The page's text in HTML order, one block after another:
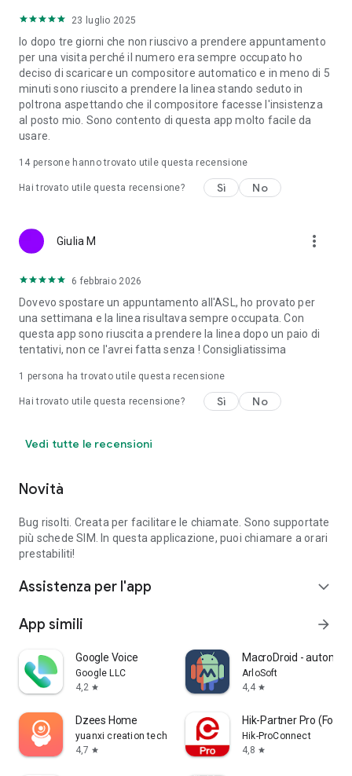
23 luglio 2025
Io dopo tre giorni che non riuscivo a prendere appuntamento
per una visita perché il numero era sempre occupato ho
deciso di scaricare un compositore automatico e in meno di 5
minuti sono riuscito a prendere la linea stando seduto in
poltrona aspettando che il compositore facesse l'insistenza
al posto mio. Sono contento di questa app molto facile da
usare.
14 persone hanno trovato utile questa recensione
Hai trovato utile questa recensione? Sì No
Giulia M more_vert
6 febbraio 2026
Dovevo spostare un appuntamento all'ASL, ho provato per
una settimana e la linea risultava sempre occupata. Con
questa app sono riuscita a prendere la linea dopo un paio di
tentativi, non ce l'avrei fatta senza ! Consigliatissima
1 persona ha trovato utile questa recensione
Hai trovato utile questa recensione? Sì No
Vedi tutte le recensioni
Novità
Bug risolti. Creata per facilitare le chiamate. Sono supportate
più schede SIM. In questa applicazione, puoi chiamare a orari
prestabiliti!
Assistenza per l'app expand_more
App simili arrow_forward
Google Voice
Google LLC
4,2 star
MacroDroid -
ArloSoft
4,4 star
Dzees Home
yuanxi creation tech
4,7 star
Hik-Partner Pro
Hik-ProConnect
4,8 star